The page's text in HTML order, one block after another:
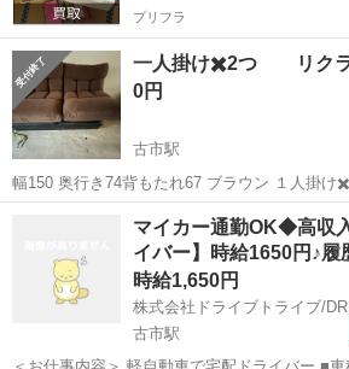
プリフラ
一人掛け✖️2つ リクラ
0円
古市駅
幅150 奥行き74背もたれ67 ブラウン １人掛け✖️2つ リクライニ
能付き
古市駅 ソファ リ
マイカー通勤OK◆高収
イバー】時給1650円♪
時給1,650円
株式会社ドライブトライブ/
古市駅